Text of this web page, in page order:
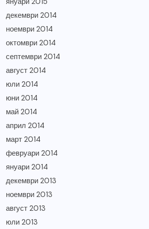
декември 2014
ноември 2014
октомври 2014
септември 2014
август 2014
юли 2014
юни 2014
май 2014
април 2014
март 2014
февруари 2014
януари 2014
декември 2013
ноември 2013
август 2013
юли 2013